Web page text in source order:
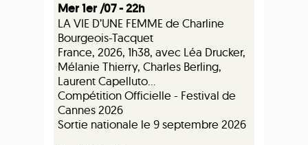
Mer 1er /07 - 22h
LA VIE D’UNE FEMME de Charline
Bourgeois-Tacquet
France, 2026, 1h38, avec Léa Drucker,
Mélanie Thierry, Charles Berling,
Laurent Capelluto...
Compétition Officielle - Festival de
Cannes 2026
Sortie nationale le 9 septembre 2026